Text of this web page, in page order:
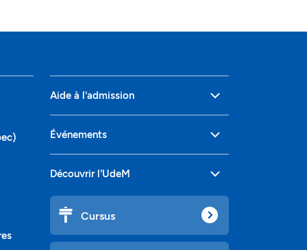
Aide à l'admission
Événements
Découvrir l'UdeM
Cursus